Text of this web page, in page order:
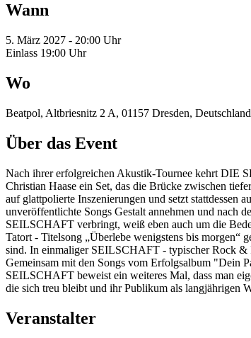
Wann
5. März 2027 - 20:00 Uhr
Einlass 19:00 Uhr
Wo
Beatpol, Altbriesnitz 2 A, 01157 Dresden, Deutschland
Über das Event
Nach ihrer erfolgreichen Akustik-Tournee kehrt DIE
Christian Haase ein Set, das die Brücke zwischen
auf glattpolierte Inszenierungen und setzt stattdessen
unveröffentlichte Songs Gestalt annehmen und nach
SEILSCHAFT verbringt, weiß eben auch um die
Tatort - Titelsong „Überlebe wenigstens bis morgen“
sind. In einmaliger SEILSCHAFT - typischer Rock &
Gemeinsam mit den Songs vom Erfolgsalbum "Dein
SEILSCHAFT beweist ein weiteres Mal, dass man
die sich treu bleibt und ihr Publikum als langjährigen
Veranstalter